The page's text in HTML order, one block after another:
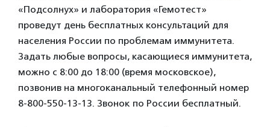
«Подсолнух» и лаборатория «Гемотест»
проведут день бесплатных консультаций для
населения России по проблемам иммунитета.
Задать любые вопросы, касающиеся иммунитета,
можно с 8:00 до 18:00 (время московское),
позвонив на многоканальный телефонный номер
8-800-550-13-13. Звонок по России бесплатный.